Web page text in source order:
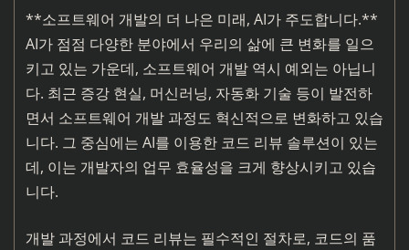
**소프트웨어 개발의 더 나은 미래, AI가 주도합니다.**
AI가 점점 다양한 분야에서 우리의 삶에 큰 변화를 일으
키고 있는 가운데, 소프트웨어 개발 역시 예외는 아닙니
다. 최근 증강 현실, 머신러닝, 자동화 기술 등이 발전하
면서 소프트웨어 개발 과정도 혁신적으로 변화하고 있습
니다. 그 중심에는 AI를 이용한 코드 리뷰 솔루션이 있는
데, 이는 개발자의 업무 효율성을 크게 향상시키고 있습
니다.
개발 과정에서 코드 리뷰는 필수적인 절차로, 코드의 품